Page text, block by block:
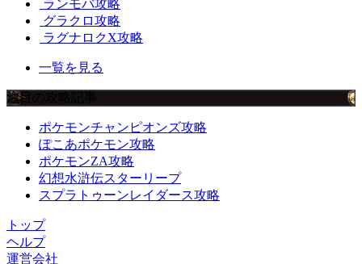
ランモバ攻略
グラクロ攻略
ラグナロクX攻略
一覧を見る
注目の攻略記事
ポケモンチャンピオンズ攻略
ぽこあポケモン攻略
ポケモンZA攻略
幻想水滸伝スターリープ
スプラトゥーンレイダース攻略
トップ
ヘルプ
運営会社